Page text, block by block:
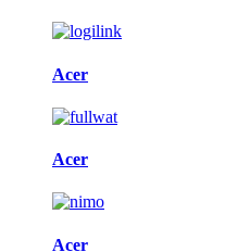
Acer
Acer
Acer